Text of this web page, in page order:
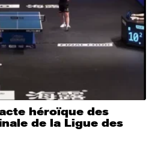
héroïque des
de la Ligue des